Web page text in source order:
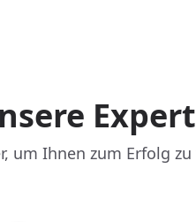
um Ihnen zum Erfolg